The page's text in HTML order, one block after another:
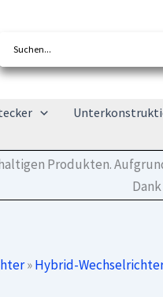
Produkten.
»Hybrid-